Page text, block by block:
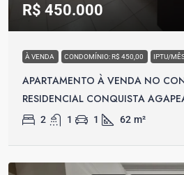
R$ 450.000
À VENDA CONDOMÍNIO: R$ 450,00 IPTU/
APARTAMENTO À VENDA NO
RESIDENCIAL CONQUISTA
2 1 1 62 m²